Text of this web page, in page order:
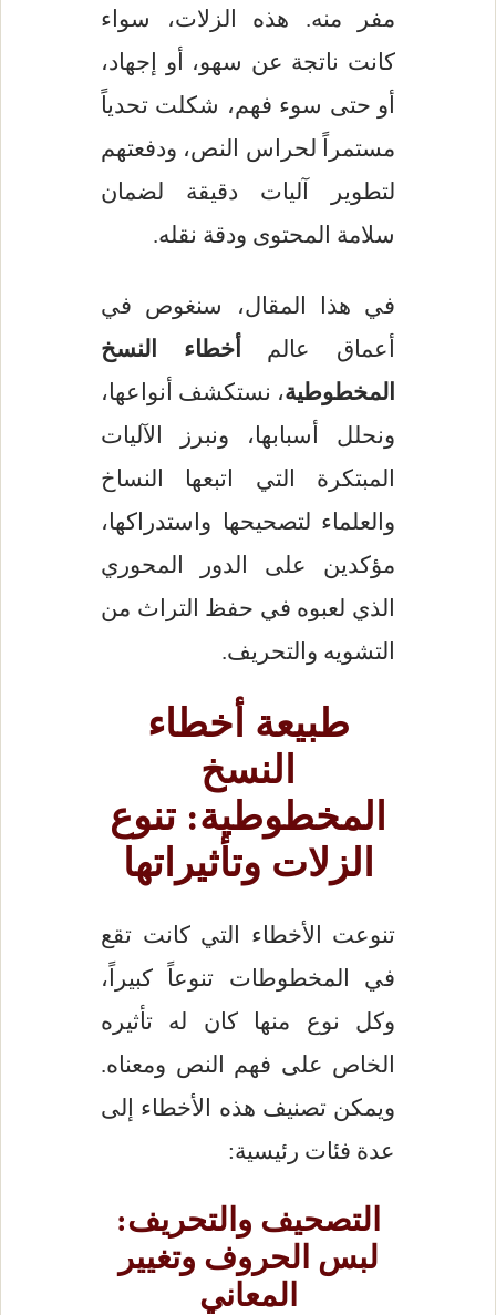
مفر منه. هذه الزلات، سواء
كانت ناتجة عن سهو، أو إجهاد،
أو حتى سوء فهم، شكلت تحدياً
مستمراً لحراس النص، ودفعتهم
لتطوير آليات دقيقة لضمان
سلامة المحتوى ودقة نقله.
في هذا المقال، سنغوص في
أعماق عالم
أخطاء النسخ
المخطوطية، نستكشف أنواعها،
ونحلل أسبابها، ونبرز الآليات
المبتكرة التي اتبعها النساخ
والعلماء لتصحيحها واستدراكها،
مؤكدين على الدور المحوري
الذي لعبوه في حفظ التراث من
التشويه والتحريف.
طبيعة أخطاء
النسخ
المخطوطية: تنوع
الزلات وتأثيراتها
تنوعت الأخطاء التي كانت تقع
في المخطوطات تنوعاً كبيراً،
وكل نوع منها كان له تأثيره
الخاص على فهم النص ومعناه.
ويمكن تصنيف هذه الأخطاء إلى
عدة فئات رئيسية:
التصحيف والتحريف:
لبس الحروف وتغيير
المعاني